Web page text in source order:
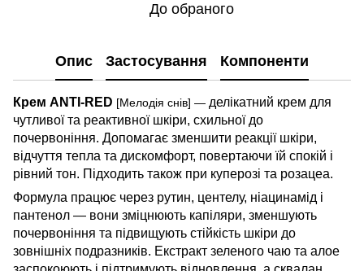
До обраного
Опис Застосування Компоненти
Крем ANTI-RED [Мелодія снів] — делікатний крем для
чутливої та реактивної шкіри, схильної до
почервоніння. Допомагає зменшити реакції шкіри,
відчуття тепла та дискомфорт, повертаючи їй спокій і
рівний тон. Підходить також при куперозі та розацеа.
Формула працює через рутин, центелу, ніацинамід і
пантенол — вони зміцнюють капіляри, зменшують
почервоніння та підвищують стійкість шкіри до
зовнішніх подразників. Екстракт зеленого чаю та алое